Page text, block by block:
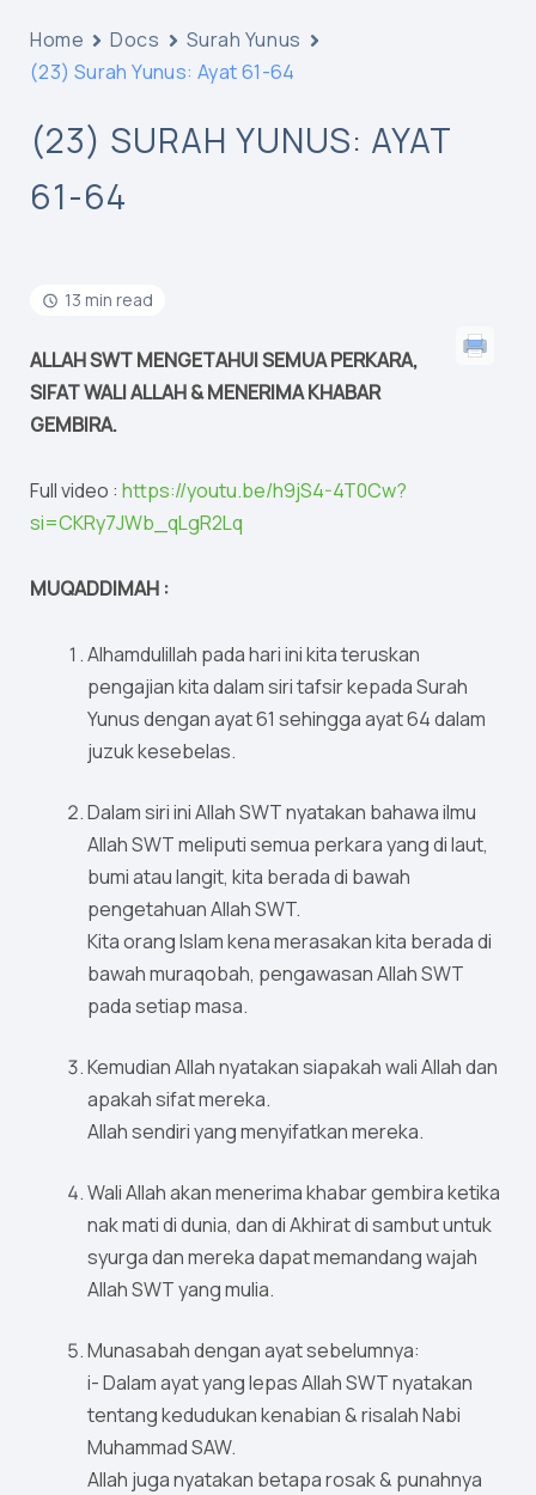
Home Docs
Surah Yunus
(23) Surah Yunus: Ayat 61-64
(23) SURAH YUNUS: AYAT
61-64
13 min read
ALLAH SWT MENGETAHUI SEMUA PERKARA,
SIFAT WALI ALLAH & MENERIMA KHABAR
GEMBIRA.
Full video : https://youtu.be/h9jS4-4T0Cw?
si=CKRy7JWb_qLgR2Lq
MUQADDIMAH :
Alhamdulillah pada hari ini kita teruskan
pengajian kita dalam siri tafsir kepada Surah
Yunus dengan ayat 61 sehingga ayat 64 dalam
juzuk kesebelas.
Dalam siri ini Allah SWT nyatakan bahawa ilmu
Allah SWT meliputi semua perkara yang di laut,
bumi atau langit, kita berada di bawah
pengetahuan Allah SWT.
Kita orang Islam kena merasakan kita berada di
bawah muraqobah, pengawasan Allah SWT
pada setiap masa.
Kemudian Allah nyatakan siapakah wali Allah dan
apakah sifat mereka.
Allah sendiri yang menyifatkan mereka.
Wali Allah akan menerima khabar gembira ketika
nak mati di dunia, dan di Akhirat di sambut untuk
syurga dan mereka dapat memandang wajah
Allah SWT yang mulia.
Munasabah dengan ayat sebelumnya:
i- Dalam ayat yang lepas Allah SWT nyatakan
tentang kedudukan kenabian & risalah Nabi
Muhammad SAW.
Allah juga nyatakan betapa rosak & punahnya